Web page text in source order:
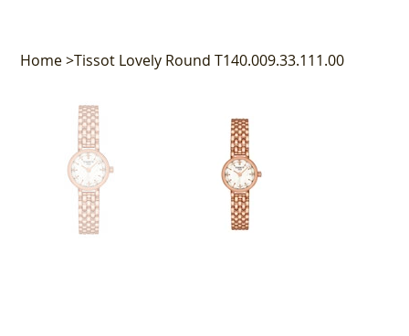
Home>Tissot Lovely Round T140.009.33.111.00